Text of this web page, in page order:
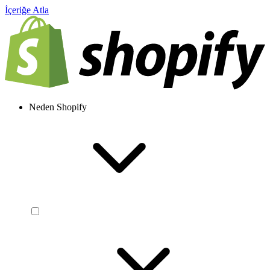
İçeriğe Atla
Neden Shopify